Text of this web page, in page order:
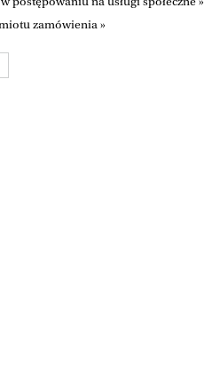
zamówienia »